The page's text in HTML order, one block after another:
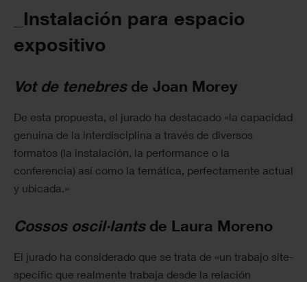
_Instalación para espacio
expositivo
Vot de tenebresde Joan Morey
De esta propuesta, el jurado ha destacado «la capacidad
genuina de la interdisciplina a través de diversos
formatos (la instalación, la performance o la
conferencia) así como la temática, perfectamente actual
y ubicada.»
Cossos oscil·lantsde Laura Moreno
El jurado ha considerado que se trata de «un trabajo site-
specific que realmente trabaja desde la relación